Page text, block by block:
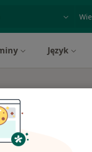
Język